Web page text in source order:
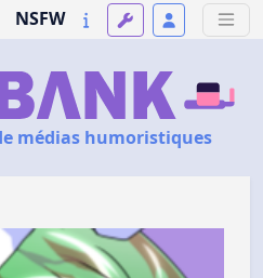
NSFW
médias humoristiques